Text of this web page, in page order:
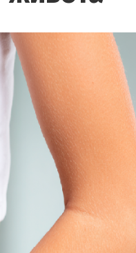
персональных данных